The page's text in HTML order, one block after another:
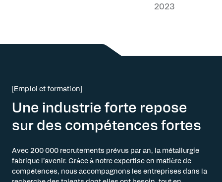
2023
[Emploi et formation]
Une industrie forte repose
sur des compétences fortes
Avec 200 000 recrutements prévus par an, la métallurgie
fabrique l’avenir. Grâce à notre expertise en matière de
compétences, nous accompagnons les entreprises dans la